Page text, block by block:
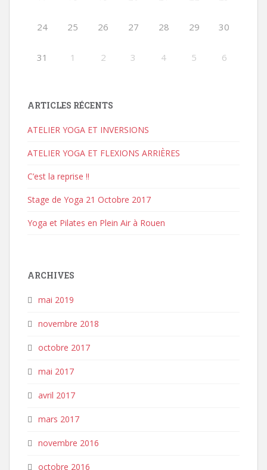
24 25 26 27 28 29 30
31 1 2 3 4 5 6
ARTICLES RÉCENTS
ATELIER YOGA ET INVERSIONS
ATELIER YOGA ET FLEXIONS ARRIÈRES
C’est la reprise !!
Stage de Yoga 21 Octobre 2017
Yoga et Pilates en Plein Air à Rouen
ARCHIVES
mai 2019
novembre 2018
octobre 2017
mai 2017
avril 2017
mars 2017
novembre 2016
octobre 2016